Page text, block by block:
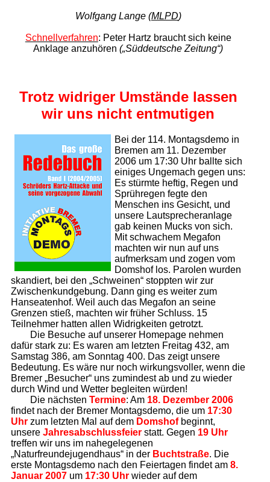
Wolfgang Lange (MLPD)
Schnellverfahren: Peter Hartz braucht sich keine
Anklageanzuhören(„Süddeutsche Zeitung“)
Trotz widriger Umstände lassen
wir uns nicht entmutigen
Bei der 114. Montagsdemo in
Bremen am 11. Dezember
2006 um 17:30 Uhr ballte sich
einiges Ungemach gegen uns:
Es stürmte heftig, Regen und
Sprühregen fegte den
Menschen ins Gesicht, und
unsere Lautsprecheranlage
gab keinen Mucks von sich.
Mit schwachem Megafon
machten wir nun auf uns
aufmerksam und zogen vom
Domshof los. Parolen wurden
skandiert, bei den „Schweinen“ stoppten wir zur
Zwischenkundgebung. Dann ging es weiter zum
Hanseatenhof. Weil auch das Megafon an seine
Grenzen stieß, machten wir früher Schluss. 15
Teilnehmer hatten allen Widrigkeiten getrotzt.
Die Besuche auf unserer Homepage nehmen
dafür stark zu: Es waren am letzten Freitag 432, am
Samstag 386, am Sonntag 400. Das zeigt unsere
Bedeutung. Es wäre nur noch wirkungsvoller, wenn die
Bremer „Besucher“ uns zumindest ab und zu wieder
durch Wind und Wetter begleiten würden!
Die nächsten Termine: Am 18. Dezember 2006
findet nach der Bremer Montagsdemo, die um 17:30
Uhrzum letzten Mal auf dem Domshofbeginnt,
unsere Jahresabschlussfeierstatt. Gegen 19 Uhr
treffen wir uns im nahegelegenen
„Naturfreundejugendhaus“ in der Buchtstraße. Die
erste Montagsdemo nach den Feiertagen findet am 8.
Januar 2007um 17:30 Uhrwieder auf dem